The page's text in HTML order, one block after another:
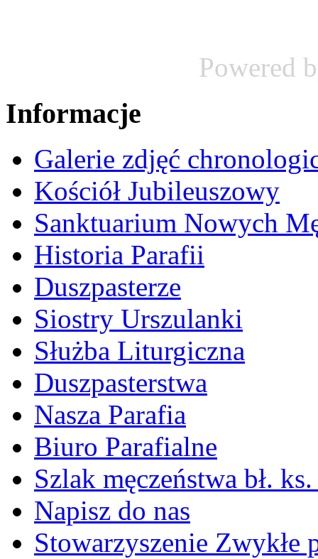
Powered
Informacje
Galerie zdjęć
Kościół Jubileuszowy
Sanktuarium Nowych
Historia Parafii
Duszpasterze
Siostry Urszulanki
Służba Liturgiczna
Duszpasterstwa
Nasza Parafia
Biuro Parafialne
Szlak męczeństwa bł.
Napisz do nas
Stowarzyszenie Zwykłe